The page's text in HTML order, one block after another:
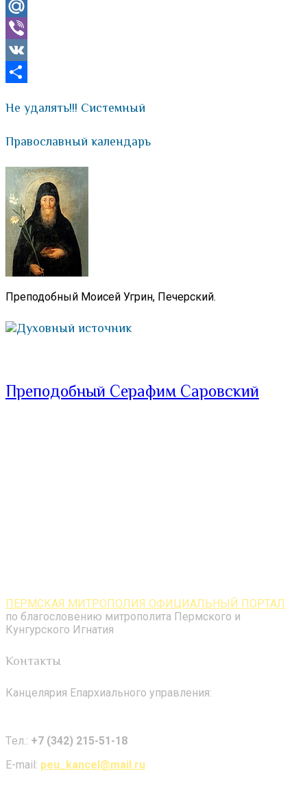
Odnoklassniki
Mail.Ru
Viber
VK
Не удалять!!! Системный
Православный календарь
Преподобный Моисей Угрин, Печерский.
Духовный источник
Преподобный Серафим Саровский
ПЕРМСКАЯ МИТРОПОЛИЯ ОФИЦИАЛЬНЫЙ ПОРТАЛ
по благословению митрополита Пермского и
Кунгурского Игнатия
Контакты
Канцелярия Епархиального управления:
Tел.: +7 (342) 215-51-18
E-mail: peu_kancel@mail.ru